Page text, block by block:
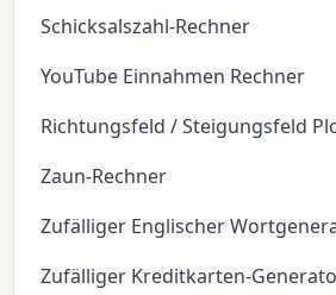
Schicksalszahl-Rechner
YouTube Einnahmen Rechner
Richtungsfeld / Steigungsfeld
Zaun-Rechner
Zufälliger Englischer
Zufälliger Kreditkarten-